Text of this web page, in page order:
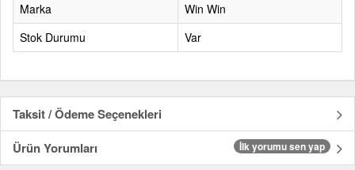
Marka
Win Win
Stok Durumu
Var
Taksit / Ödeme Seçenekleri
Ürün Yorumları
İlk yorumu sen yap